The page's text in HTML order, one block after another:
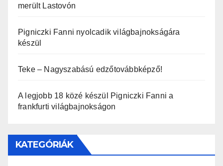
merült Lastovón
Pigniczki Fanni nyolcadik világbajnokságára
készül
Teke – Nagyszabású edzőtovábbképző!
A legjobb 18 közé készül Pigniczki Fanni a
frankfurti világbajnokságon
KATEGÓRIÁK